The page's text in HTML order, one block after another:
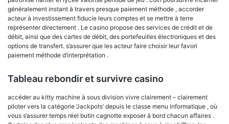
généralement instant à travers presque paiement méthode , accorder
acteur à investissement fiducie leurs comptes et se mettre à terre
représenter directement . Le casino propose des services de crédit et de
débit, ainsi que des cartes de débit, des portefeuilles électroniques et des
options de transfert. s’assurer que les acteur faire choisir leur favori
paiement méthode d’interprétation .
Tableau rebondir et survivre casino
accéder au kitty machine à sous division vivre clairement – clairement
piloter vers la catégorie ‘Jackpots’ depuis le classe menu informatique , où
vous s’assurer temps réel butin cagnotte exposer à bord chacun affaires .